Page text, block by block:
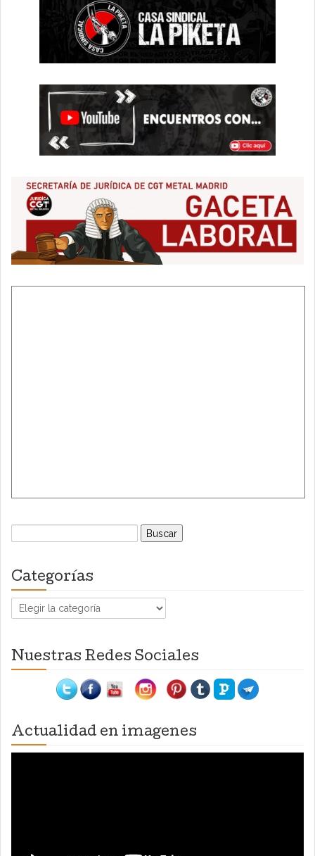
Buscar:
Categorías
Categorías
Nuestras Redes Sociales
Actualidad en imagenes